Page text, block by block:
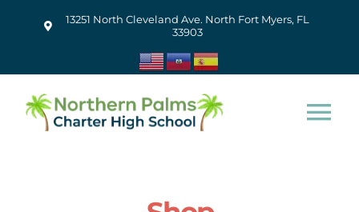
13251 North Cleveland Ave. North Fort Myers, FL
33903